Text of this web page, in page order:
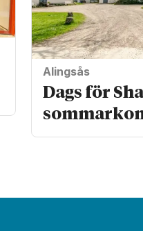
Alingsås
Dags för